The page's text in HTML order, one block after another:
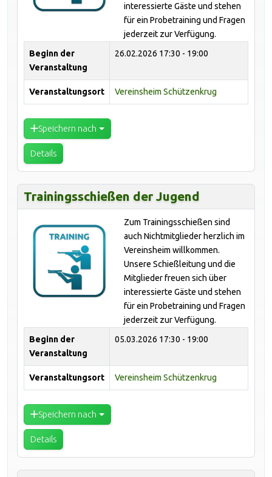
interessierte Gäste und stehen
für ein Probetraining und Fragen
jederzeit zur Verfügung.
Beginn der
Veranstaltung
26.02.2026 17:30 - 19:00
Veranstaltungsort Vereinsheim Schützenkrug
Speichern nach
Details
Trainingsschießen der Jugend
Zum Trainingsschießen sind
auch Nichtmitglieder herzlich im
Vereinsheim willkommen.
Unsere Schießleitung und die
Mitglieder freuen sich über
interessierte Gäste und stehen
für ein Probetraining und Fragen
jederzeit zur Verfügung.
Beginn der
Veranstaltung
05.03.2026 17:30 - 19:00
Veranstaltungsort Vereinsheim Schützenkrug
Speichern nach
Details